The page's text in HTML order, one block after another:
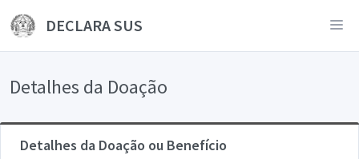
DECLARA SUS
Detalhes da Doação
Detalhes da Doação ou Benefício